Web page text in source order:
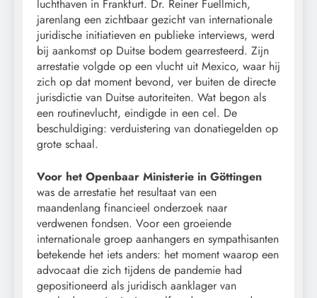
luchthaven in Frankfurt. Dr. Reiner Fuellmich,
jarenlang een zichtbaar gezicht van internationale
juridische initiatieven en publieke interviews, werd
bij aankomst op Duitse bodem gearresteerd. Zijn
arrestatie volgde op een vlucht uit Mexico, waar hij
zich op dat moment bevond, ver buiten de directe
jurisdictie van Duitse autoriteiten. Wat begon als
een routinevlucht, eindigde in een cel. De
beschuldiging: verduistering van donatiegelden op
grote schaal.
Voor het Openbaar Ministerie in Göttingen
was de arrestatie het resultaat van een
maandenlang financieel onderzoek naar
verdwenen fondsen. Voor een groeiende
internationale groep aanhangers en sympathisanten
betekende het iets anders: het moment waarop een
advocaat die zich tijdens de pandemie had
gepositioneerd als juridisch aanklager van